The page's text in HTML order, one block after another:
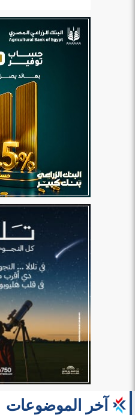
آخر الموضوعات